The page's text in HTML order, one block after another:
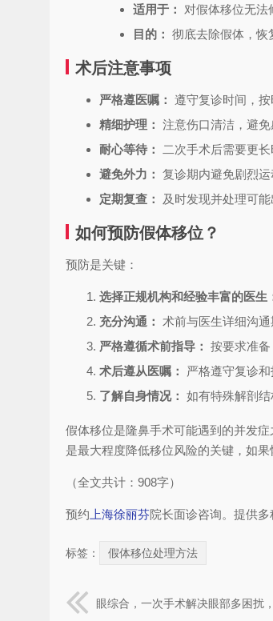
适用于：
对假体移位无法
目的： 彻底去除假体，恢
术后注意事项
严格遵医嘱： 遵守复诊时间，按
精细护理： 注意伤口清洁，避免
耐心等待：
二次手术后需要更
避免外力： 复诊期内避免剧烈运
定期复查：
及时发现并处理可能
如何预防假体移位？
预防是关键：
选择正规机构和经验丰富的医生
充分沟通： 术前与医生详细沟通
严格遵循术前指导： 按要求准备
术后遵从医嘱：
严格遵守复诊
了解自身情况： 如有特殊解剖结
假体移位是隆鼻手术可能遇到的并发
是最大程度降低移位风险的关键，如
（全文共计：908字）
预约 上海徐丽芬院长面诊咨询。提供
标签： 假体移位处理方法
眼综合，一次手术解决眼部多困扰